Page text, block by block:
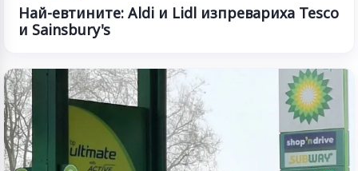
Най-евтините: Aldi и Lidl изпревариха Tesco
и Sainsbury's